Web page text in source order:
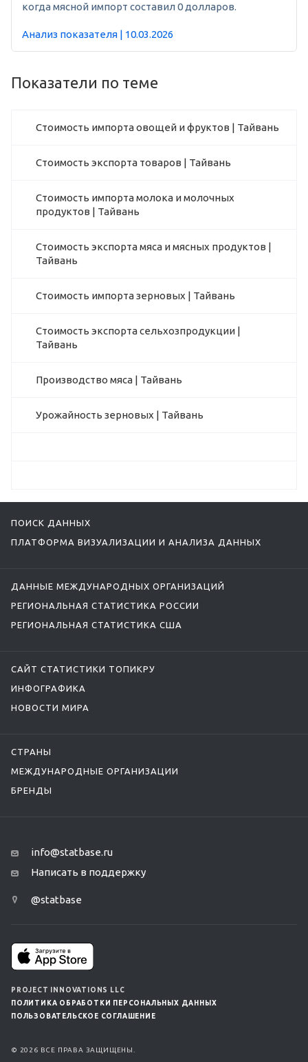
когда мясной импорт составил 0 долларов.
Анализ показателя | 10.03.2026
Показатели по теме
Стоимость импорта овощей и фруктов | Тайвань
Стоимость экспорта товаров | Тайвань
Стоимость импорта молока и молочных
продуктов | Тайвань
Стоимость экспорта мяса и мясных продуктов |
Тайвань
Стоимость импорта зерновых | Тайвань
Стоимость экспорта сельхозпродукции |
Тайвань
Производство мяса | Тайвань
Урожайность зерновых | Тайвань
ПОИСК ДАННЫХ
ПЛАТФОРМА ВИЗУАЛИЗАЦИИ И АНАЛИЗА ДАННЫХ
ДАННЫЕ МЕЖДУНАРОДНЫХ ОРГАНИЗАЦИЙ
РЕГИОНАЛЬНАЯ СТАТИСТИКА РОССИИ
РЕГИОНАЛЬНАЯ СТАТИСТИКА США
САЙТ СТАТИСТИКИ ТОПИКРУ
ИНФОГРАФИКА
НОВОСТИ МИРА
СТРАНЫ
МЕЖДУНАРОДНЫЕ ОРГАНИЗАЦИИ
БРЕНДЫ
info@statbase.ru
Написать в поддержку
@statbase
PROJECT INNOVATIONS LLC
ПОЛИТИКА ОБРАБОТКИ ПЕРСОНАЛЬНЫХ ДАННЫХ
ПОЛЬЗОВАТЕЛЬСКОЕ СОГЛАШЕНИЕ
© 2026 ВСЕ ПРАВА ЗАЩИЩЕНЫ.